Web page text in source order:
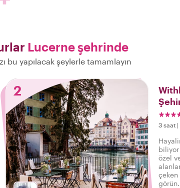
Lucerne şehrinde
bu yapılacak şeylerle tamamlayın
2
3 saat |
biliyor
özel
çeken